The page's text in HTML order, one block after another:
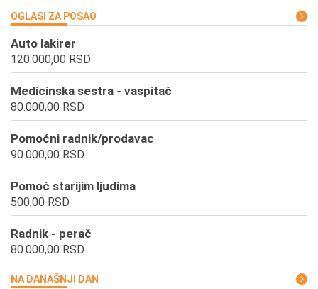
OGLASI ZA POSAO
Auto lakirer
120.000,00 RSD
Medicinska sestra - vaspitač
80.000,00 RSD
Pomoćni radnik/prodavac
90.000,00 RSD
Pomoć starijim ljudima
500,00 RSD
Radnik - perač
80.000,00 RSD
NA DANAŠNJI DAN